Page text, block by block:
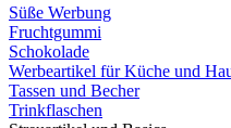
Süße Werbung
Fruchtgummi
Schokolade
Werbeartikel für Küche und
Tassen und Becher
Trinkflaschen